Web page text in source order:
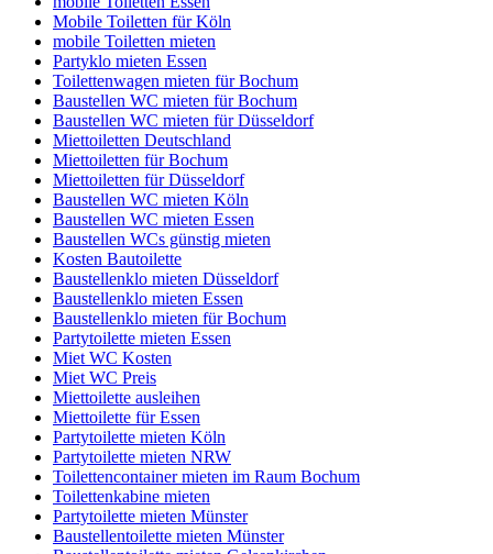
Mobile Toiletten für Köln
mobile Toiletten mieten
Partyklo mieten Essen
Toilettenwagen mieten für Bochum
Baustellen WC mieten für Bochum
Baustellen WC mieten für Düsseldorf
Miettoiletten Deutschland
Miettoiletten für Bochum
Miettoiletten für Düsseldorf
Baustellen WC mieten Köln
Baustellen WC mieten Essen
Baustellen WCs günstig mieten
Kosten Bautoilette
Baustellenklo mieten Düsseldorf
Baustellenklo mieten Essen
Baustellenklo mieten für Bochum
Partytoilette mieten Essen
Miet WC Kosten
Miet WC Preis
Miettoilette ausleihen
Miettoilette für Essen
Partytoilette mieten Köln
Partytoilette mieten NRW
Toilettencontainer mieten im Raum Bochum
Toilettenkabine mieten
Partytoilette mieten Münster
Baustellentoilette mieten Münster